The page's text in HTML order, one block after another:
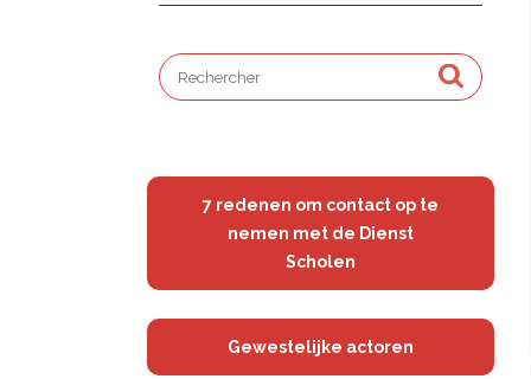
7 redenen om contact op te
nemen met de Dienst
Scholen
Gewestelijke actoren